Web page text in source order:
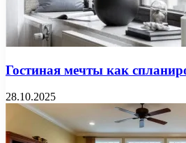
Гостиная мечты как
28.10.2025